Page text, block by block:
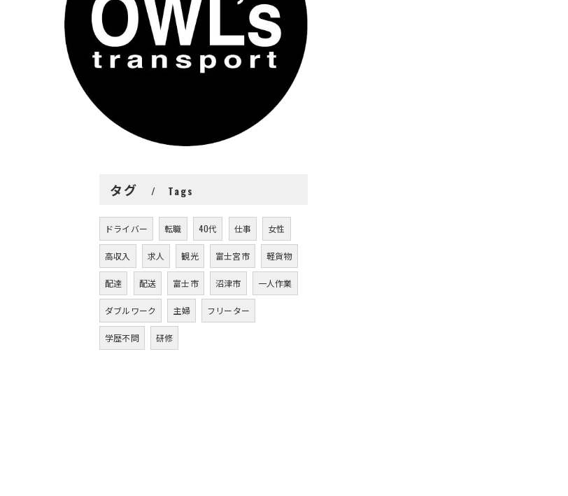
タグ Tags
ドライバー 転職 40代 仕事 女性
高収入 求人 観光 富士宮市 軽貨物
配達 配送 富士市 沼津市 一人作業
ダブルワーク 主婦 フリーター
学歴不問 研修